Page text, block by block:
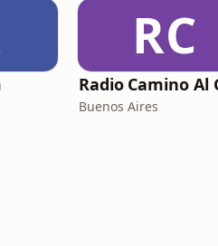
RC
Buenos Aires